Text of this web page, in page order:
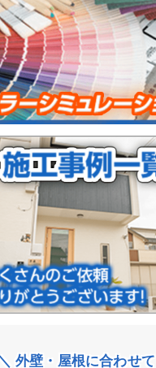
＼ 外壁・屋根に合わせ